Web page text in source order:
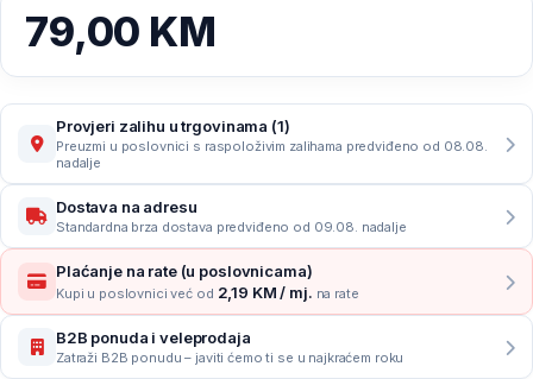
79,00 KM
Provjeri zalihu u trgovinama (1)
Preuzmi u poslovnici s raspoloživim zalihama predviđeno od 08.08.
nadalje
Dostava na adresu
Standardna brza dostava predviđeno od 09.08. nadalje
Plaćanje na rate (u poslovnicama)
Kupi u poslovnici već od 2,19 KM / mj. na rate
B2B ponuda i veleprodaja
Zatraži B2B ponudu – javiti ćemo ti se u najkraćem roku